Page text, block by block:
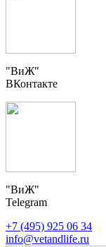
"ВиЖ"
ВКонтакте
"ВиЖ"
Telegram
+7 (495) 925 06 34
info@vetandlife.ru